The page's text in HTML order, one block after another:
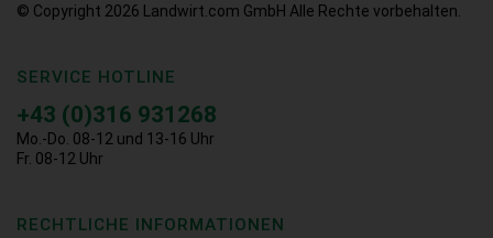
© Copyright 2026
Landwirt.com GmbH Alle Rechte vorbehalten.
SERVICE HOTLINE
+43 (0)316 931268
Mo.-Do. 08-12 und 13-16 Uhr
Fr. 08-12 Uhr
RECHTLICHE INFORMATIONEN